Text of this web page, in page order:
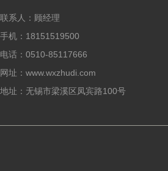
联系人：顾经理
手机：18151519500
电话：0510-85117666
网址：www.wxzhudi.com
地址：无锡市梁溪区凤宾路100号